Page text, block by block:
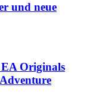
und neue
Originals